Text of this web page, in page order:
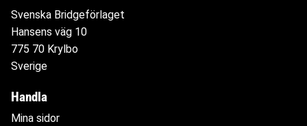
Svenska Bridgeförlaget
Hansens väg 10
775 70 Krylbo
Sverige
Handla
Mina sidor